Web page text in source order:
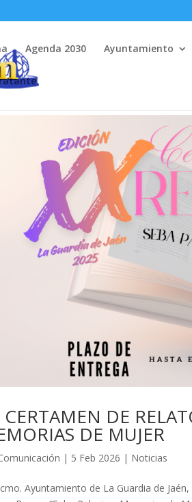
Agenda 2030 Ayuntamiento
CERTAMEN DE
DE MUJER
| 5 Feb 2026 | Noticias
Ayuntamiento de La Guardia de